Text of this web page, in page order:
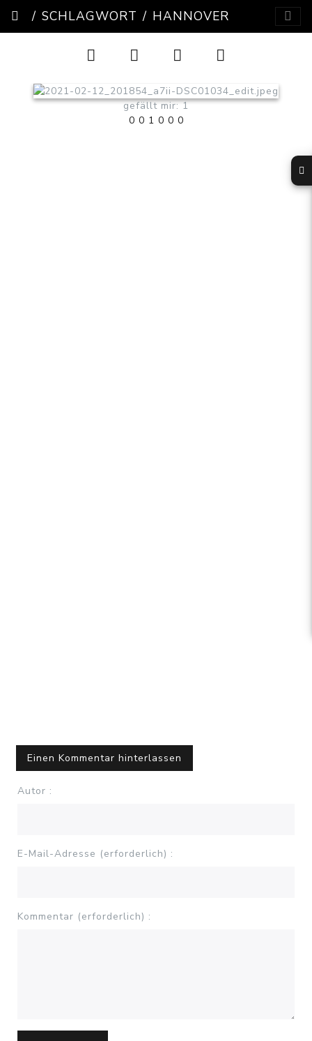
SCHLAGWORT HANNOVER
gefällt mir: 1
0 0 1 0 0 0
Einen Kommentar hinterlassen
Autor :
E-Mail-Adresse (erforderlich) :
Kommentar (erforderlich) :